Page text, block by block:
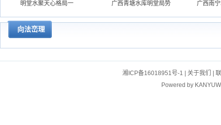
明堂水聚天心格局一 广西青塘水库明堂局势 广西南
向法峦理
湘ICP备16018951号-1 关于我们
Powered by KANYUW